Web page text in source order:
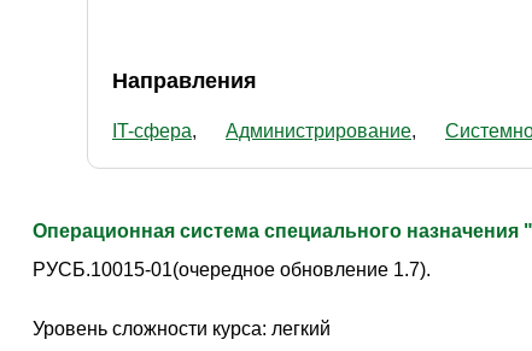
Направления
IT-сфера Администрирование
Операционная система специального
РУСБ.10015-01(очередное обновление 1.7).
Уровень сложности курса: легкий